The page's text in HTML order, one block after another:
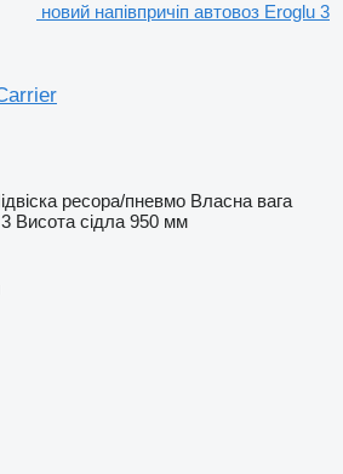
новий напівпричіп автовоз Eroglu 3
ресора/пневмо Власна вага
3 Висота сідла 950 мм